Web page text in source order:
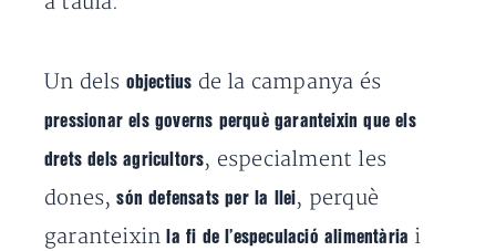
Un dels objectius de la campanya és
pressionar els governs perquè garanteixin que els
drets dels agricultors, especialment les
dones,són defensats per la llei, perquè
garanteixin la fi de l’especulació alimentària i